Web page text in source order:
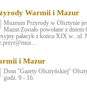
Warmii i Mazur
Muzeum Przyrody w Olsztynie
Mazur.Zostało powołane z
pałacyk z końca XIX w..
i Mazur
Dom "Gazety Olsztyńskiej"
godz. 9 - 16.